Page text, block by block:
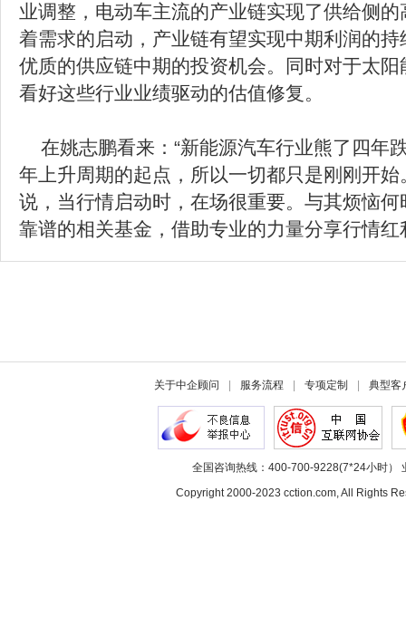
业调整，电动车主流的产业链实现了供给侧
着需求的启动，产业链有望实现中期利润的
优质的供应链中期的投资机会。同时对于太
看好这些行业业绩驱动的估值修复。
在姚志鹏看来：“新能源汽车行业熊了四年
年上升周期的起点，所以一切都只是刚刚开始
说，当行情启动时，在场很重要。与其烦恼
靠谱的相关基金，借助专业的力量分享行情红
关于中企顾问 服务流程 专项定制 典型客
全国咨询热线：400-700-9228(7*24小时）
Copyright 2000-2023 cction.com, All Rights